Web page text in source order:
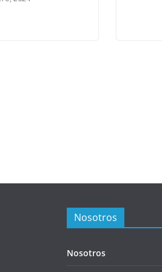
Nosotros
Nosotros